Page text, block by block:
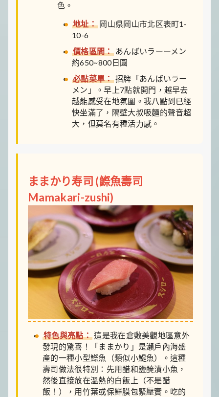
色。
地址：岡山県岡山市北区表町1-
10-6
價格區間：あんばいラーーメン
約650~800日圓
必點菜單：招牌「あんばいラー
メン」。早上7點就開門，越早去
越能感受在地氛圍。我八點到已經
快坐滿了，隔壁大叔吸麵的聲音超
大，但莫名有種活力感。
ままかり寿司 (鰶魚壽司
Mamakari-zushi)
特色與亮點：這是我在倉敷美觀地區意外
發現的驚喜！「ままかり」是瀨戶內海盛
產的一種小型鰶魚（類似小鯷魚）。這種
壽司做法很特別：先用醋和鹽醃漬小魚，
然後直接放在溫熱的白飯上（不是醋
飯！），用竹葉或保鮮膜包緊壓實。吃的